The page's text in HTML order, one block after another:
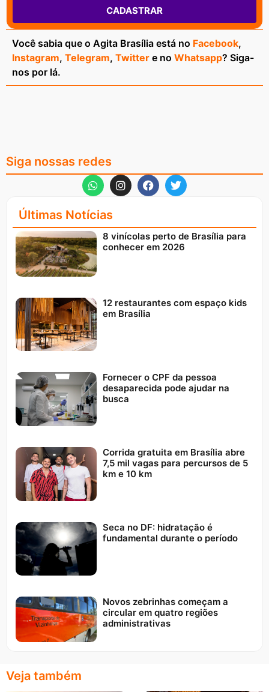
CADASTRAR
Você sabia que o Agita Brasília está no Facebook,
Instagram, Telegram, Twitter e no Whatsapp? Siga-
nos por lá.
Siga nossas redes
Últimas Notícias
8 vinícolas perto de Brasília para
conhecer em 2026
12 restaurantes com espaço kids
em Brasília
Fornecer o CPF da pessoa
desaparecida pode ajudar na
busca
Corrida gratuita em Brasília abre
7,5 mil vagas para percursos de 5
km e 10 km
Seca no DF: hidratação é
fundamental durante o período
Novos zebrinhas começam a
circular em quatro regiões
administrativas
Veja também